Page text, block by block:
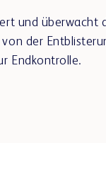
und überwacht
der
Endkontrolle.